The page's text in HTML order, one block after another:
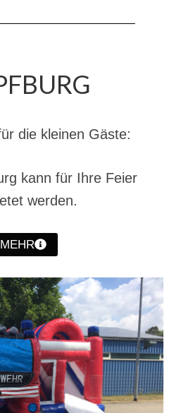
2016
2018
2021
2022
ELW 1
HLF
die kleinen Gäste:
kann für Ihre Feier
werden.
MEHR